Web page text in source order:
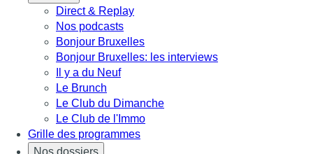
Direct & Replay
Nos podcasts
Bonjour Bruxelles
Bonjour Bruxelles: les interviews
Il y a du Neuf
Le Brunch
Le Club du Dimanche
Le Club de l'Immo
Grille des programmes
Nos dossiers